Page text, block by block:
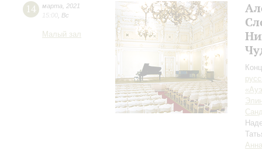
14 марта
2021
15:00 Вс
Малый зал